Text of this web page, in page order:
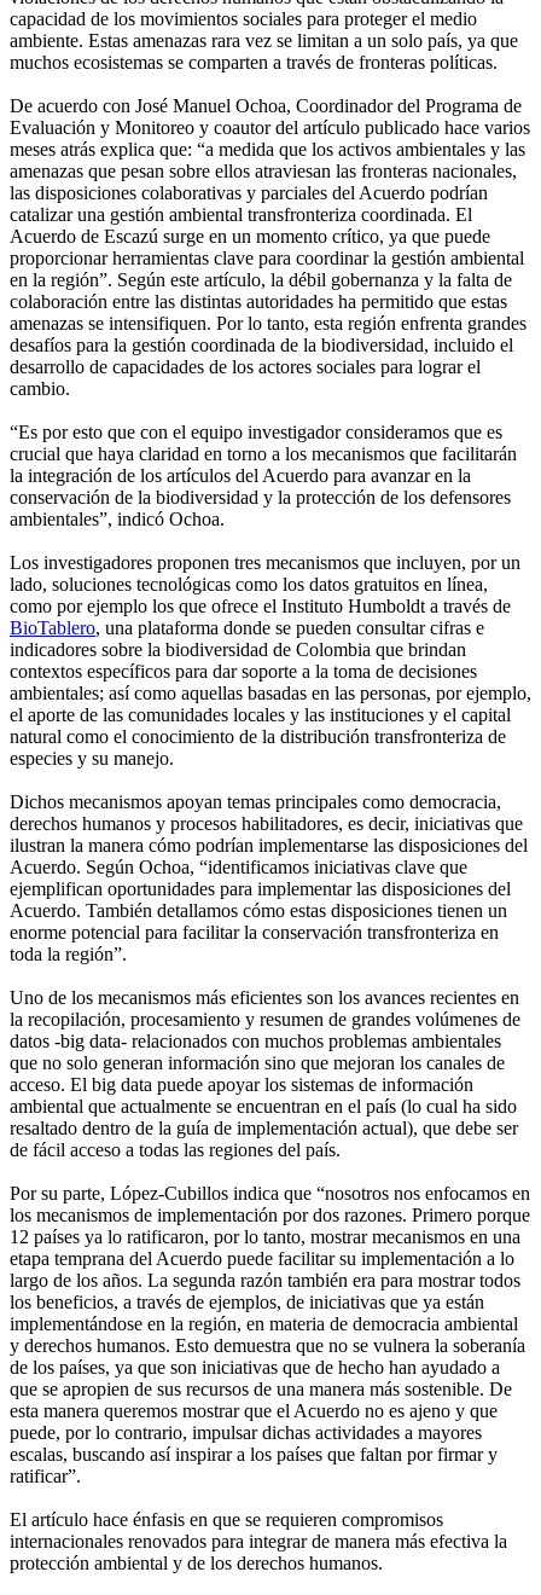
capacidad de los movimientos sociales para proteger el medio
ambiente. Estas amenazas rara vez se limitan a un solo país, ya que
muchos ecosistemas se comparten a través de fronteras políticas.
De acuerdo con José Manuel Ochoa, Coordinador del Programa de
Evaluación y Monitoreo y coautor del artículo publicado hace varios
meses atrás explica que: “a medida que los activos ambientales y las
amenazas que pesan sobre ellos atraviesan las fronteras nacionales,
las disposiciones colaborativas y parciales del Acuerdo podrían
catalizar una gestión ambiental transfronteriza coordinada. El
Acuerdo de Escazú surge en un momento crítico, ya que puede
proporcionar herramientas clave para coordinar la gestión ambiental
en la región”. Según este artículo, la débil gobernanza y la falta de
colaboración entre las distintas autoridades ha permitido que estas
amenazas se intensifiquen. Por lo tanto, esta región enfrenta grandes
desafíos para la gestión coordinada de la biodiversidad, incluido el
desarrollo de capacidades de los actores sociales para lograr el
cambio.
“Es por esto que con el equipo investigador consideramos que es
crucial que haya claridad en torno a los mecanismos que facilitarán
la integración de los artículos del Acuerdo para avanzar en la
conservación de la biodiversidad y la protección de los defensores
ambientales”, indicó Ochoa.
Los investigadores proponen tres mecanismos que incluyen, por un
lado, soluciones tecnológicas como los datos gratuitos en línea,
como por ejemplo los que ofrece el Instituto Humboldt a través de
BioTablero, una plataforma donde se pueden consultar cifras e
indicadores sobre la biodiversidad de Colombia que brindan
contextos específicos para dar soporte a la toma de decisiones
ambientales; así como aquellas basadas en las personas, por ejemplo,
el aporte de las comunidades locales y las instituciones y el capital
natural como el conocimiento de la distribución transfronteriza de
especies y su manejo.
Dichos mecanismos apoyan temas principales como democracia,
derechos humanos y procesos habilitadores, es decir, iniciativas que
ilustran la manera cómo podrían implementarse las disposiciones del
Acuerdo. Según Ochoa, “identificamos iniciativas clave que
ejemplifican oportunidades para implementar las disposiciones del
Acuerdo. También detallamos cómo estas disposiciones tienen un
enorme potencial para facilitar la conservación transfronteriza en
toda la región”.
Uno de los mecanismos más eficientes son los avances recientes en
la recopilación, procesamiento y resumen de grandes volúmenes de
datos -big data- relacionados con muchos problemas ambientales
que no solo generan información sino que mejoran los canales de
acceso. El big data puede apoyar los sistemas de información
ambiental que actualmente se encuentran en el país (lo cual ha sido
resaltado dentro de la guía de implementación actual), que debe ser
de fácil acceso a todas las regiones del país.
Por su parte, López-Cubillos indica que “nosotros nos enfocamos en
los mecanismos de implementación por dos razones. Primero porque
12 países ya lo ratificaron, por lo tanto, mostrar mecanismos en una
etapa temprana del Acuerdo puede facilitar su implementación a lo
largo de los años. La segunda razón también era para mostrar todos
los beneficios, a través de ejemplos, de iniciativas que ya están
implementándose en la región, en materia de democracia ambiental
y derechos humanos. Esto demuestra que no se vulnera la soberanía
de los países, ya que son iniciativas que de hecho han ayudado a
que se apropien de sus recursos de una manera más sostenible. De
esta manera queremos mostrar que el Acuerdo no es ajeno y que
puede, por lo contrario, impulsar dichas actividades a mayores
escalas, buscando así inspirar a los países que faltan por firmar y
ratificar”.
El artículo hace énfasis en que se requieren compromisos
internacionales renovados para integrar de manera más efectiva la
protección ambiental y de los derechos humanos.